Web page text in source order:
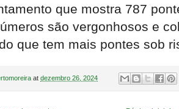
que mostra 787
são vergonhosos e
que tem mais pontes sob
at dezembro 26, 2024